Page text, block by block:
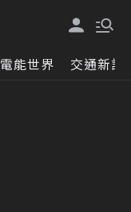
電能世界 交通新訊